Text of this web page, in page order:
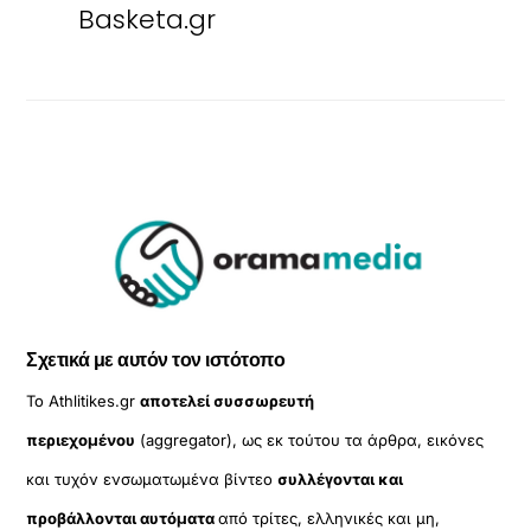
Basketa.gr
Σχετικά με αυτόν τον ιστότοπο
Το Athlitikes.grαποτελεί συσσωρευτή
περιεχομένου (aggregator), ως εκ τούτου τα άρθρα, εικόνες
και τυχόν ενσωματωμένα βίντεοσυλλέγονται και
προβάλλονται αυτόματααπό τρίτες, ελληνικές και μη,